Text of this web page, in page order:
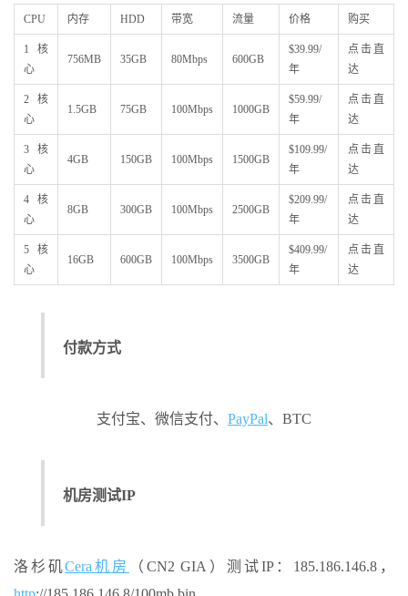
CPU 内存 HDD 带宽 流量 价格 购买
1核
心
756MB 35GB 80Mbps 600GB
$39.99/
年
点击直
达
2核
心
1.5GB 75GB 100Mbps 1000GB
$59.99/
年
点击直
达
3核
心
4GB 150GB 100Mbps 1500GB
$109.99/
年
点击直
达
4核
心
8GB 300GB 100Mbps 2500GB
$209.99/
年
点击直
达
5核
心
16GB 600GB 100Mbps 3500GB
$409.99/
年
点击直
达
付款方式
支付宝、微信支付、 PayPal、BTC
机房测试IP
洛杉矶Cera机房
（CN2 GIA）测试IP：185.186.146.8，